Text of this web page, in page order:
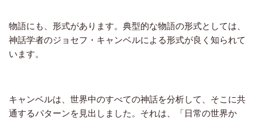
物語にも、形式があります。典型的な物語の形式としては、
神話学者のジョセフ・キャンベルによる形式が良く知られて
います。
キャンベルは、世界中のすべての神話を分析して、そこに共
通するパターンを見出しました。それは、「日常の世界か